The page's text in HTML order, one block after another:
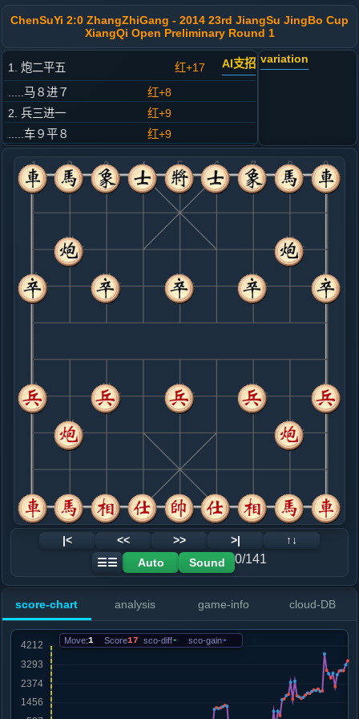
ChenSuYi 2:0 ZhangZhiGang - 2014 23rd JiangSu JingBo Cup
XiangQi Open Preliminary Round 1
1. 炮二平五 红+17 AI支招
.....马８进７
红+8
2. 兵三进一
红+9
.....车９平８
红+9
3. 马二进三
红+6
.....砲８平９
红+13
4. 马八进七
红+7
.....砲２平５
红+23
5. 兵七进一
红+19
.....马２进３
6. 车九平八
红+19
马七进八
.....车１进１
红+19
7. 马七进八
红+25
8. 车一平二
红+19
.....车８进５
红+22
9. 马三退二
红+34
.....车１平８
10. 马二进三
红+31
.....车８进３
红+21
红+18
.....车８平２
红+59
卒７进１
12. 炮八进二
红+74
炮五平七
红+58
13. 炮五平八
红+72
马三进四
.....卒７进１
红+26
15. 炮八平三
.....马７进６
16. 马七进五
variation
|< << >> >|
↑↓
☰☰
Auto Sound 0/141
score-chart analysis game-info cloud-DB
Move:1 Score17 sco-diff- sco-gain-